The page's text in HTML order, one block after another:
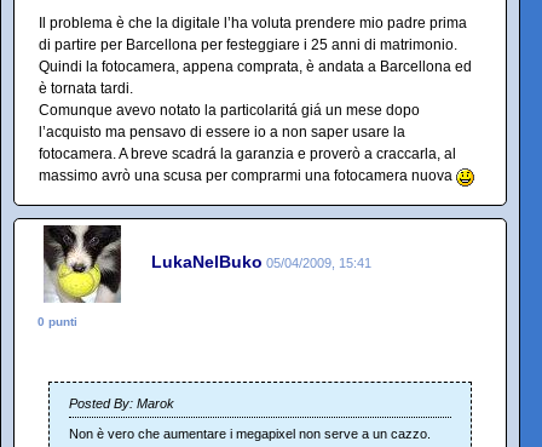
Il problema è che la digitale l’ha voluta prendere mio padre prima
di partire per Barcellona per festeggiare i 25 anni di matrimonio.
Quindi la fotocamera, appena comprata, è andata a Barcellona ed
è tornata tardi.
Comunque avevo notato la particolaritá giá un mese dopo
l’acquisto ma pensavo di essere io a non saper usare la
fotocamera. A breve scadrá la garanzia e proverò a craccarla, al
massimo avrò una scusa per comprarmi una fotocamera nuova
LukaNelBuko 05/04/2009, 15:41
0 punti
Posted By: Marok
Non è vero che aumentare i megapixel non serve a un cazzo.